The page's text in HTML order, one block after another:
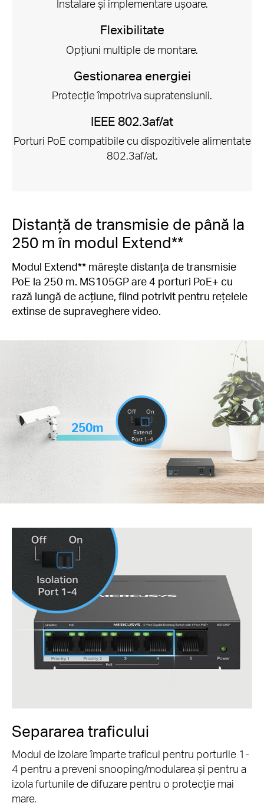
Instalare și implementare ușoare.
Flexibilitate
Opțiuni multiple de montare.
Gestionarea energiei
Protecție împotriva supratensiunii.
IEEE 802.3af/at
Porturi PoE compatibile cu dispozitivele alimentate
802.3af/at.
Distanță de transmisie de până la
250 m în modul Extend**
Modul Extend** mărește distanța de transmisie
PoE la 250 m. MS105GP are 4 porturi PoE+ cu
rază lungă de acțiune, fiind potrivit pentru rețelele
extinse de supraveghere video.
250m
Off On
Extend
Port 1-4
Separarea traficului
Modul de izolare împarte traficul pentru porturile 1-
4 pentru a preveni snooping/modularea și pentru a
izola furtunile de difuzare pentru o protecție mai
mare.